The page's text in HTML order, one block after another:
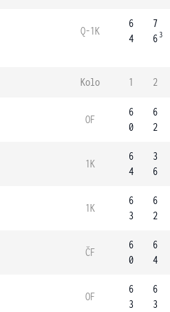
Q-1K
6
4
7
6 3
Kolo 1 2
OF
6
0
6
2
1K
6
4
3
6
1K
6
3
6
2
ČF
6
0
6
4
OF
6
3
6
3